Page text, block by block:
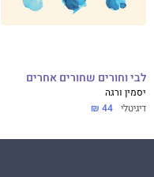
לבי וחורים שחורים אחרים
יסמין ורגה
דיגיטלי 44 ₪